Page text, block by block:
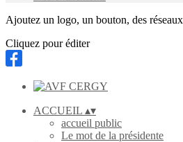
Ajoutez un logo, un bouton, des
Cliquez pour éditer
ACCUEIL ▴▾
accueil public
Le mot de la présidente